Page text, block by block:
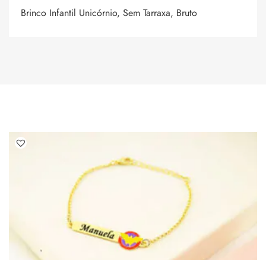
Brinco Infantil Unicórnio, Sem Tarraxa, Bruto